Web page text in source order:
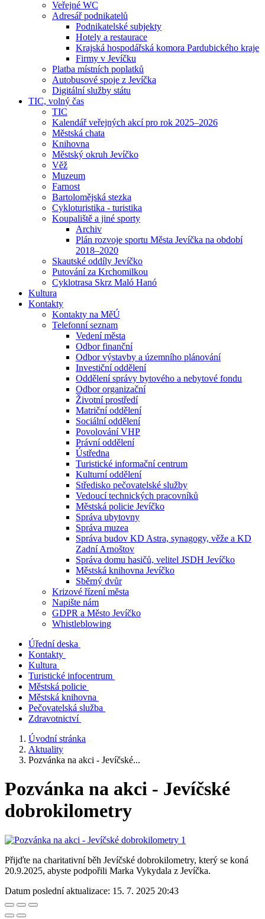
Veřejné WC
Adresář podnikatelů
Podnikatelské subjekty
Hotely a restaurace
Krajská hospodářská komora Pardubického kraje
Firmy v Jevíčku
Platba místních poplatků
Autobusové spoje z Jevíčka
Digitální služby státu
TIC, volný čas
TIC
Kalendář veřejných akcí pro rok 2025–2026
Městská chata
Knihovna
Městský okruh Jevíčko
Věž
Muzeum
Farnost
Bartolomějská stezka
Cykloturistika - turistika
Koupaliště a jiné sporty
Archiv
Plán rozvoje sportu Města Jevíčka na období
2018–2020
Skautské oddíly Jevíčko
Putování za Krchomilkou
Cyklotrasa Skrz Maló Hanó
Kultura
Kontakty
Kontakty na MěÚ
Telefonní seznam
Vedení města
Odbor finanční
Odbor výstavby a územního plánování
Investiční oddělení
Oddělení správy bytového a nebytové fondu
Odbor organizační
Životní prostředí
Matriční oddělení
Sociální oddělení
Povolování VHP
Právní oddělení
Ústředna
Turistické informační centrum
Kulturní oddělení
Středisko pečovatelské služby
Vedoucí technických pracovníků
Městská policie Jevíčko
Správa ubytovny
Správa muzea
Správa budov KD Astra, synagogy, věže a KD
Zadní Arnoštov
Správa domu hasičů, velitel JSDH Jevíčko
Městská knihovna Jevíčko
Sběrný dvůr
Krizové řízení města
Napište nám
GDPR a Město Jevíčko
Whistleblowing
Úřední deska
Kontakty
Kultura
Turistické infocentrum
Městská policie
Městská knihovna
Pečovatelská služba
Zdravotnictví
Úvodní stránka
Aktuality
Pozvánka na akci - Jevíčské...
Pozvánka na akci - Jevíčské
dobrokilometry
Přijďte na charitativní běh Jevíčské dobrokilometry, který se koná
20.9.2025, abyste podpořili Marka Vykydala z Jevíčka.
Datum poslední aktualizace: 15. 7. 2025 20:43